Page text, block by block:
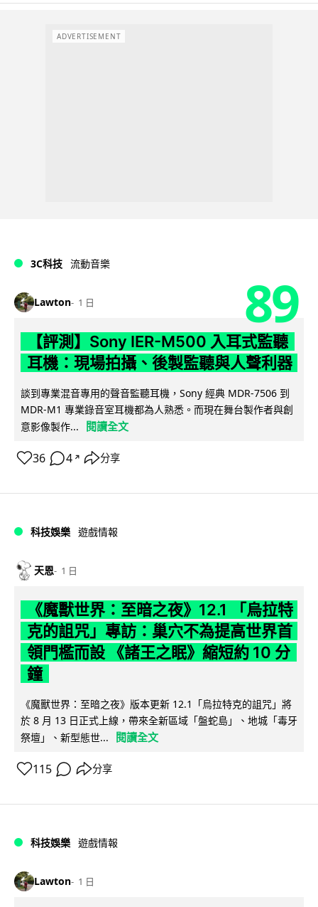
ADVERTISEMENT
3C科技 流動音樂
Lawton 1 日 89
【評測】Sony IER-M500 入耳式監聽
耳機：現場拍攝、後製監聽與人聲利器
談到專業混音專用的聲音監聽耳機，Sony 經典 MDR-7506 到
MDR-M1 專業錄音室耳機都為人熟悉。而現在舞台製作者與創
意影像製作...
閱讀全文
36 4 ↗ 分享
科技娛樂 遊戲情報
天恩 1 日
《魔獸世界：至暗之夜》12.1 「烏拉特
克的詛咒」專訪：巢穴不為提高世界首
領門檻而設 《諸王之眠》縮短約 10 分
鐘
《魔獸世界：至暗之夜》版本更新 12.1「烏拉特克的詛咒」將
於 8 月 13 日正式上線，帶來全新區域「盤蛇島」、地城「毒牙
祭壇」、新型態世...
閱讀全文
115 分享
科技娛樂 遊戲情報
Lawton 1 日